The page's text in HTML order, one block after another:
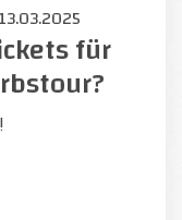
13.03.2025
für